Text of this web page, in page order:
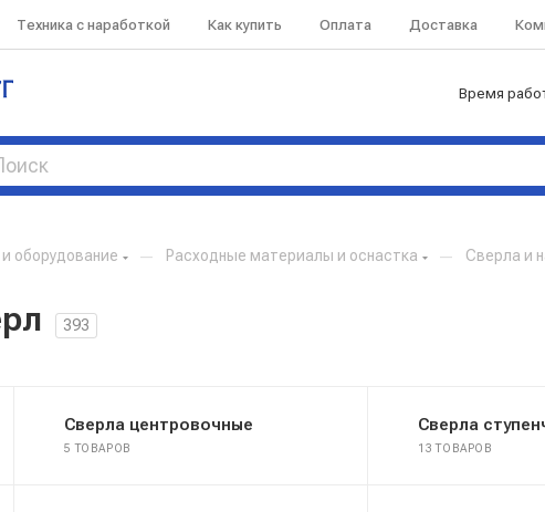
Техника с наработкой Как купить Оплата Доставка
Время
оборудование — Расходные материалы и оснастка — Сверла и
393
Сверла центровочные
5 ТОВАРОВ
Сверла
13 ТОВАРОВ